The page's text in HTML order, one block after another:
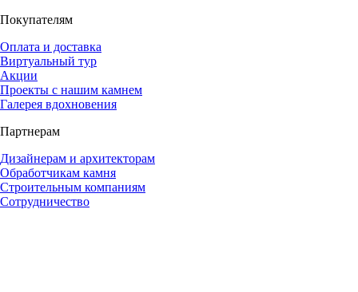
Покупателям
Оплата и доставка
Виртуальный тур
Акции
Проекты с нашим камнем
Галерея вдохновения
Партнерам
Дизайнерам и архитекторам
Обработчикам камня
Строительным компаниям
Сотрудничество